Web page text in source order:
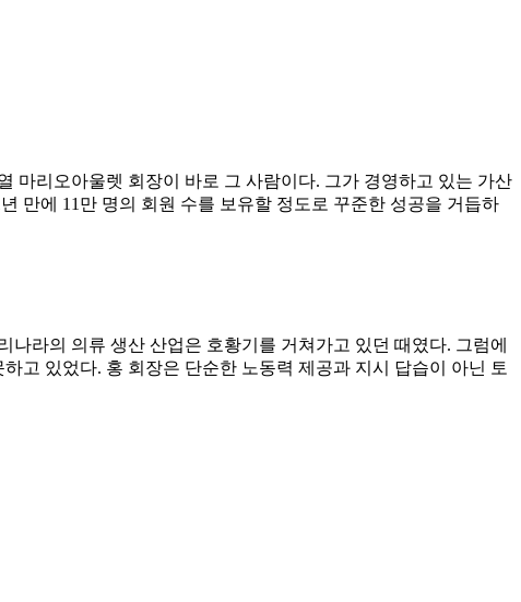
마리오아울렛 회장이 바로 그 사람이다. 그가 경영하고 있는 가산
만에 11만 명의 회원 수를 보유할 정도로 꾸준한 성공을 거듭하
라의 의류 생산 산업은 호황기를 거쳐가고 있던 때였다. 그럼에
고 있었다. 홍 회장은 단순한 노동력 제공과 지시 답습이 아닌 토